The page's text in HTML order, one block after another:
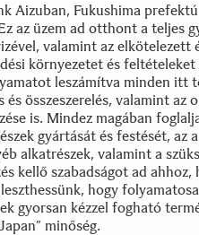
Aizuban, Fukushima
az üzem ad otthont a teljes
valamint az elkötelezett
környezetet és
leszámítva minden itt
és összeszerelés, valamint az
is. Mindez magában
gyártását és festését, az
alkatrészek, valamint a
kellő szabadságot ad
hogy
gyorsan kézzel fogható
minőség.